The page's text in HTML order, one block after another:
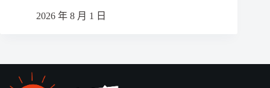
2026 年 8 月 1 日